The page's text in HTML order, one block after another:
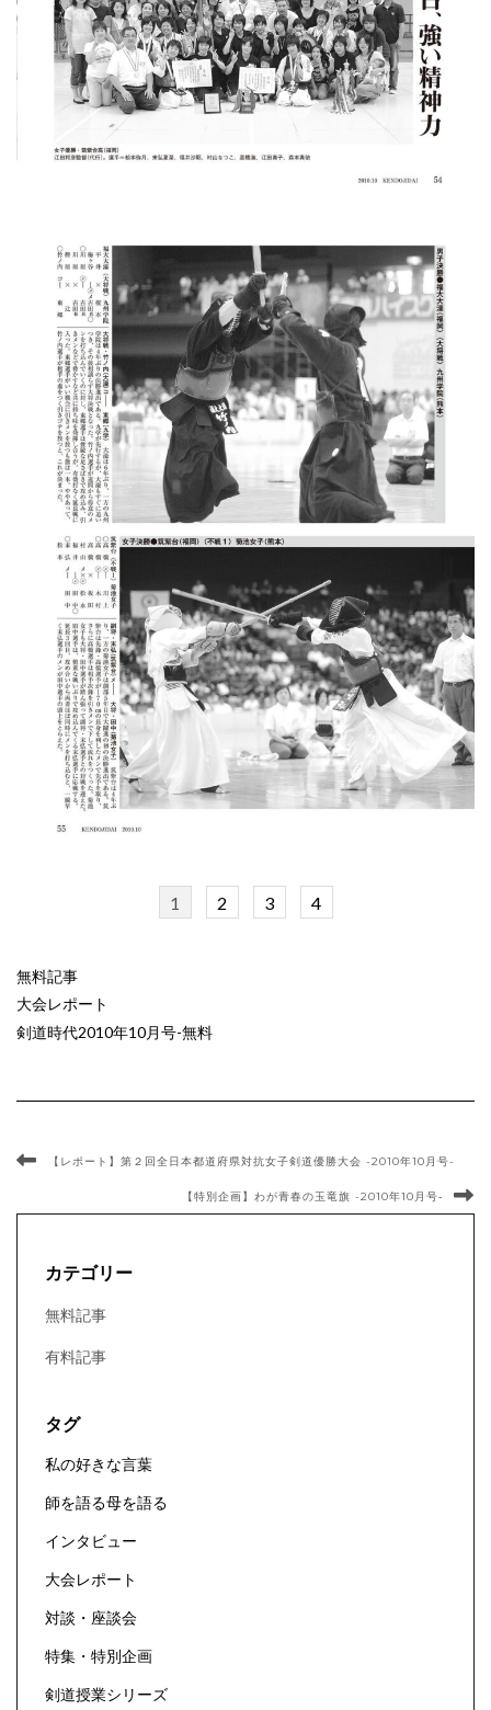
1 2 3 4
無料記事
大会レポート
剣道時代2010年10月号-無料
【レポート】第２回全日本都道府県対抗女子剣道優勝大会 -2010年10月号-
【特別企画】わが青春の玉竜旗 -2010年10月号‐
カテゴリー
無料記事
有料記事
タグ
私の好きな言葉
師を語る母を語る
インタビュー
大会レポート
対談・座談会
特集・特別企画
剣道授業シリーズ